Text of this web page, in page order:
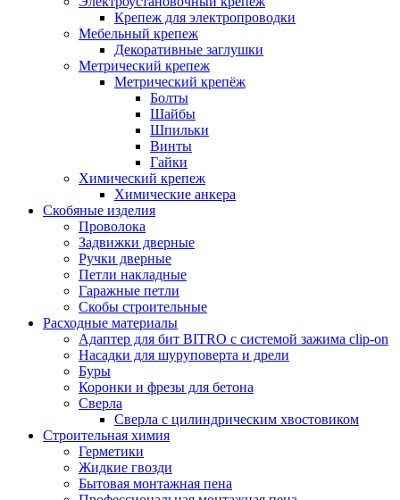
Крепеж для электропроводки
Мебельный крепеж
Декоративные заглушки
Метрический крепеж
Метрический крепёж
Болты
Шайбы
Шпильки
Винты
Гайки
Химический крепеж
Химические анкера
Скобяные изделия
Проволока
Задвижки дверные
Ручки дверные
Петли накладные
Гаражные петли
Скобы строительные
Расходные материалы
Адаптер для бит BITRO с системой зажима clip-on
Насадки для шуруповерта и дрели
Буры
Коронки и фрезы для бетона
Сверла
Сверла с цилиндрическим хвостовиком
Строительная химия
Герметики
Жидкие гвозди
Бытовая монтажная пена